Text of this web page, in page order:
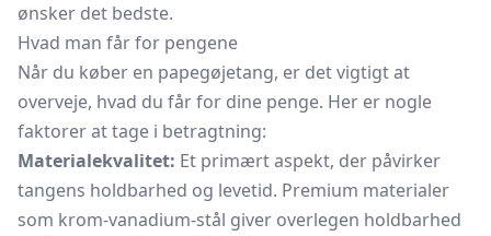
ønsker det bedste.
Hvad man får for pengene
Når du køber en papegøjetang, er det vigtigt at
overveje, hvad du får for dine penge. Her er nogle
faktorer at tage i betragtning:
Materialekvalitet: Et primært aspekt, der påvirker
tangens holdbarhed og levetid. Premium materialer
som krom-vanadium-stål giver overlegen holdbarhed